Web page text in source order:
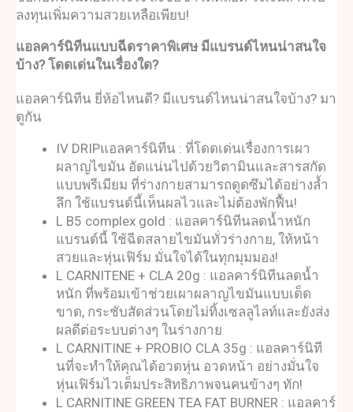
ลงทุนเพิ่มความสวยเหลือเพียบ!
แอลคาร์นิทีนแบบฉีดราคาพิเศษ มีแบรนด์ไหนน่าสนใจ
บ้าง? โดดเด่นในเรื่องใด?
แอลคาร์นิทีน ยี่ห้อไหนดี? มีแบรนด์ไหนน่าสนใจบ้าง? มา
ดูกัน
IV DRIPแอลคาร์นิทีน : ที่โดดเด่นเรื่องการเผา
ผลาญไขมัน อัดแน่นไปด้วยวิตามินและสารสกัด
แบบพรีเมียม ที่ร่างกายสามารถดูดซึมได้อย่างล้ำ
ลึก ใช้แบรนด์นี้เห็นผลไวและไม่ต้องพักฟื้น!
L B5 complex gold : แอลคาร์นิทีนลดน้ำหนัก
แบรนด์นี้ ใช้ฉีดสลายไขมันทั่วร่างกาย, ให้หน้า
สวยและหุ่นเฟิร์ม มั่นใจได้ในทุกมุมมอง!
L CARNITENE + CLA 20g : แอลคาร์นิทีนลดน้ำ
หนัก ที่พร้อมเข้าช่วยเผาผลาญไขมันแบบเด็ด
ขาด, กระชับสัดส่วนโดยไม่ทิ้งเซลลูไลท์และยังส่ง
ผลดีต่อระบบต่างๆ ในร่างกาย
L CARNITINE + PROBIO CLA 35g : แอลคาร์นิที
นที่จะทำให้คุณได้อวดหุ่น อวดหน้า อย่างมั่นใจ
หุ่นเฟิร์มไวเต็มประสิทธิภาพจนคนข้างๆ ทัก!
L CARNITINE GREEN TEA FAT BURNER : แอลคาร์